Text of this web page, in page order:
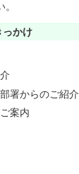
っかけ
署からのご紹介
案内